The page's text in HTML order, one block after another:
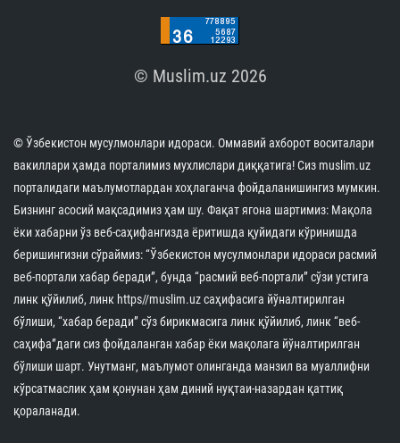
© Muslim.uz 2026
© Ўзбекистон мусулмонлари идораси. Оммавий ахборот воситалари
вакиллари ҳамда порталимиз мухлислари диққатига! Сиз muslim.uz
порталидаги маълумотлардан хоҳлаганча фойдаланишингиз мумкин.
Бизнинг асосий мақсадимиз ҳам шу. Фақат ягона шартимиз: Мақола
ёки хабарни ўз веб-саҳифангизда ёритишда қуйидаги кўринишда
беришингизни сўраймиз: “Ўзбекистон мусулмонлари идораси расмий
веб-портали хабар беради”, бунда “расмий веб-портали” сўзи устига
линк қўйилиб, линк https//muslim.uz саҳифасига йўналтирилган
бўлиши, “хабар беради” сўз бирикмасига линк қўйилиб, линк “веб-
саҳифа”даги сиз фойдаланган хабар ёки мақолага йўналтирилган
бўлиши шарт. Унутманг, маълумот олинганда манзил ва муаллифни
кўрсатмаслик ҳам қонунан ҳам диний нуқтаи-назардан қаттиқ
қораланади.